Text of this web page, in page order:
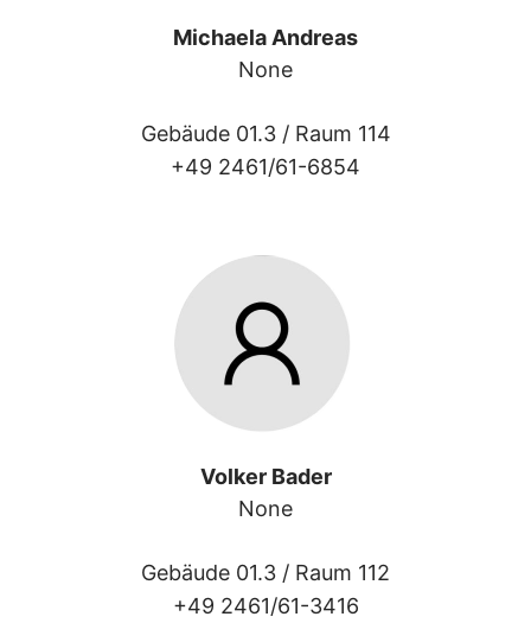
Michaela Andreas
None
Gebäude 01.3 / Raum 114
+49 2461/61-6854
Volker Bader
None
Gebäude 01.3 / Raum 112
+49 2461/61-3416